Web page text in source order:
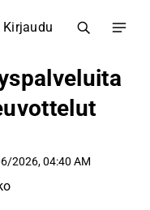
Kirjaudu
2026, 04:40 AM